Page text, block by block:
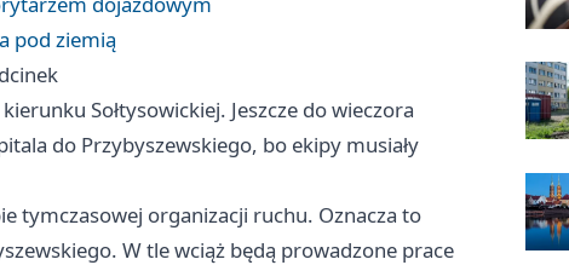
pod ziemią
Sołtysowickiej. Jeszcze do wieczora
do Przybyszewskiego, bo ekipy musiały
tymczasowej organizacji ruchu. Oznacza to
W tle wciąż będą prowadzone prace